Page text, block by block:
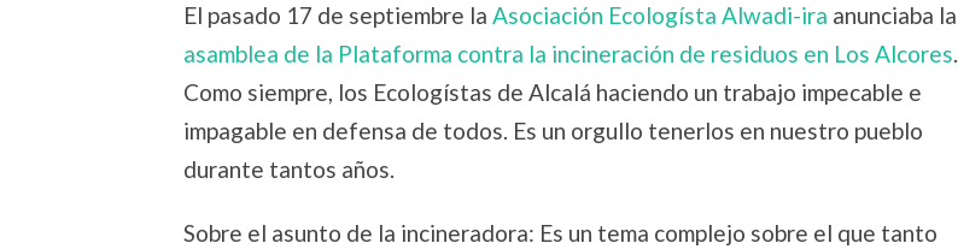
El pasado 17 de septiembre la Asociación Ecologísta Alwadi-ira anunciaba la
asamblea de la Plataforma contra la incineración de residuos en Los Alcores.
Como siempre, los Ecologístas de Alcalá haciendo un trabajo impecable e
impagable en defensa de todos. Es un orgullo tenerlos en nuestro pueblo
durante tantos años.
Sobre el asunto de la incineradora: Es un tema complejo sobre el que tanto